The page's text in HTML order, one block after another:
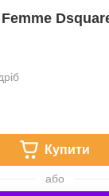
Купити
або